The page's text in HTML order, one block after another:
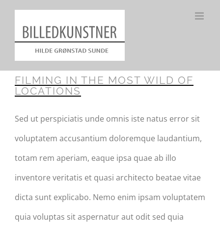
FILMING IN THE MOST WILD OF
LOCATIONS
Sed ut perspiciatis unde omnis iste natus error sit
voluptatem accusantium doloremque laudantium,
totam rem aperiam, eaque ipsa quae ab illo
inventore veritatis et quasi architecto beatae vitae
dicta sunt explicabo. Nemo enim ipsam voluptatem
quia voluptas sit aspernatur aut odit sed quia